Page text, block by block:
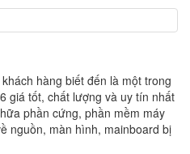
hàng biết đến là một trong
giá tốt, chất lượng và uy tín nhất
phần cứng, phần mềm máy
nguồn, màn hình, mainboard bị